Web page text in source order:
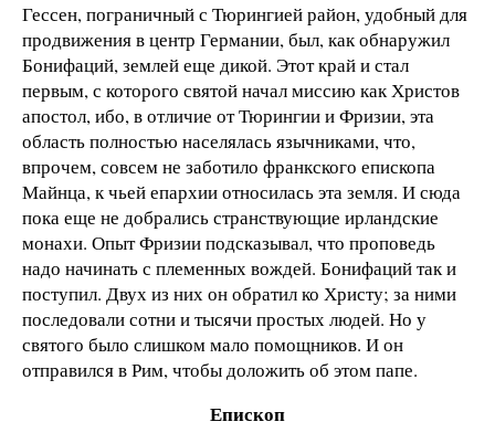
Гессен, пограничный с Тюрингией район, удобный для
продвижения в центр Германии, был, как обнаружил
Бонифаций, землей еще дикой. Этот край и стал
первым, с которого святой начал миссию как Христов
апостол, ибо, в отличие от Тюрингии и Фризии, эта
область полностью населялась язычниками, что,
впрочем, совсем не заботило франкского епископа
Майнца, к чьей епархии относилась эта земля. И сюда
пока еще не добрались странствующие ирландские
монахи. Опыт Фризии подсказывал, что проповедь
надо начинать с племенных вождей. Бонифаций так и
поступил. Двух из них он обратил ко Христу; за ними
последовали сотни и тысячи простых людей. Но у
святого было слишком мало помощников. И он
отправился в Рим, чтобы доложить об этом папе.
Епископ